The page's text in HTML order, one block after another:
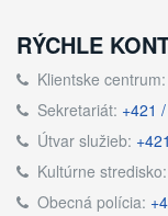
RÝCHLE
Klientske centrum:
Sekretariát: +421
Útvar služieb:
Kultúrne stredisko:
Obecná polícia: